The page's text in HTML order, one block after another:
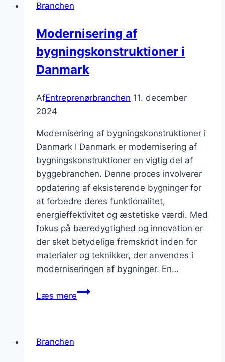
Branchen
Modernisering af
bygningskonstruktioner i
Danmark
AfEntreprenørbranchen 11. december
2024
Modernisering af bygningskonstruktioner i
Danmark I Danmark er modernisering af
bygningskonstruktioner en vigtig del af
byggebranchen. Denne proces involverer
opdatering af eksisterende bygninger for
at forbedre deres funktionalitet,
energieffektivitet og æstetiske værdi. Med
fokus på bæredygtighed og innovation er
der sket betydelige fremskridt inden for
materialer og teknikker, der anvendes i
moderniseringen af bygninger. En…
Læs mereModernisering
Branchen